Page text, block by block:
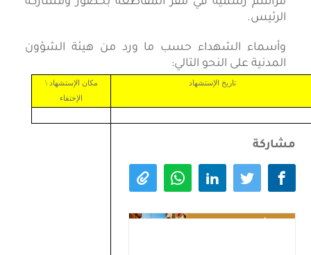
الرئيس.
وأسماء الشهداء حسب ما ورد من هيئة الشؤون
المدنية على النحو التالي:
تاريخ الإستشهاد
مكان الإستشهاد \
الإختفاء
مشاركة